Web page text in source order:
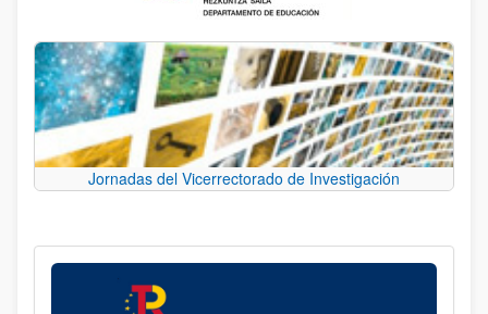
Jornadas del Vicerrectorado de Investigación